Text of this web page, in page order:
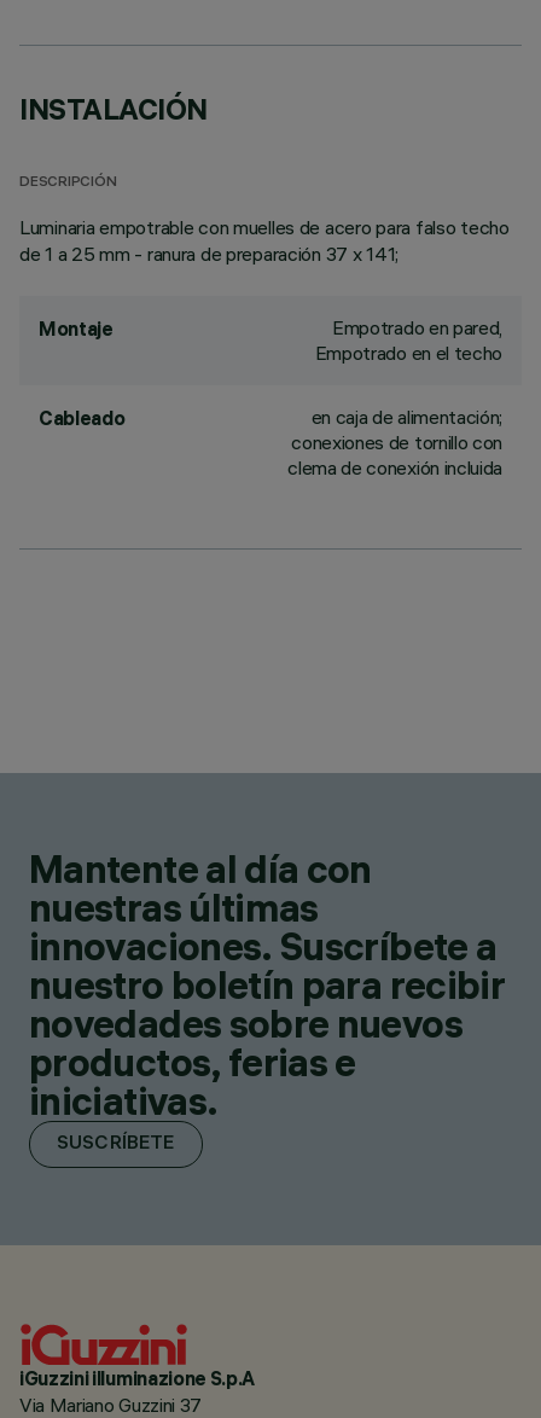
INSTALACIÓN
DESCRIPCIÓN
Luminaria empotrable con muelles de acero para falso techo
de 1 a 25 mm - ranura de preparación 37 x 141;
Montaje
Empotrado en pared,
Empotrado en el techo
Cableado
en caja de alimentación;
conexiones de tornillo con
clema de conexión incluida
Mantente al día con
nuestras últimas
innovaciones. Suscríbete a
nuestro boletín para recibir
novedades sobre nuevos
productos, ferias e
iniciativas.
SUSCRÍBETE
iGuzzini illuminazione S.p.A
Via Mariano Guzzini 37